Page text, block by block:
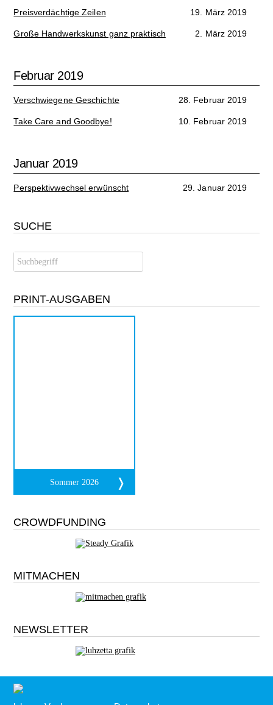
Preisverdächtige Zeilen 19. März 2019
Große Handwerkskunst ganz praktisch 2. März 2019
Februar 2019
Verschwiegene Geschichte 28. Februar 2019
Take Care and Goodbye! 10. Februar 2019
Januar 2019
Perspektivwechsel erwünscht 29. Januar 2019
SUCHE
PRINT-AUSGABEN
Sommer 2026 ❭
CROWDFUNDING
MITMACHEN
NEWSLETTER